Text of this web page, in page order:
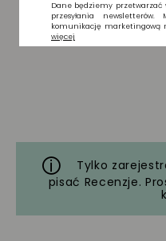
Tylko
pisać Recenzje.